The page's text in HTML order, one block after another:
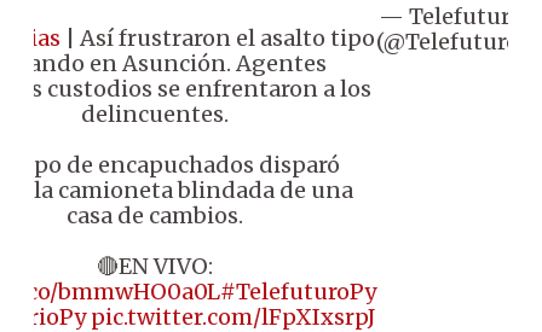
| Así frustraron el asalto tipo
en Asunción. Agentes
custodios se enfrentaron a los
delincuentes.
de encapuchados disparó
la camioneta blindada de una
casa de cambios.
🔴EN VIVO:
t.co/bmmwHO0a0L#TelefuturoPy
pic.twitter.com/lFpXIxsrpJ
— Telefuturo
(@Telefuturo)